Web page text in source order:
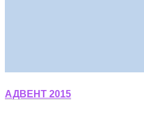
АДВЕНТ 2015